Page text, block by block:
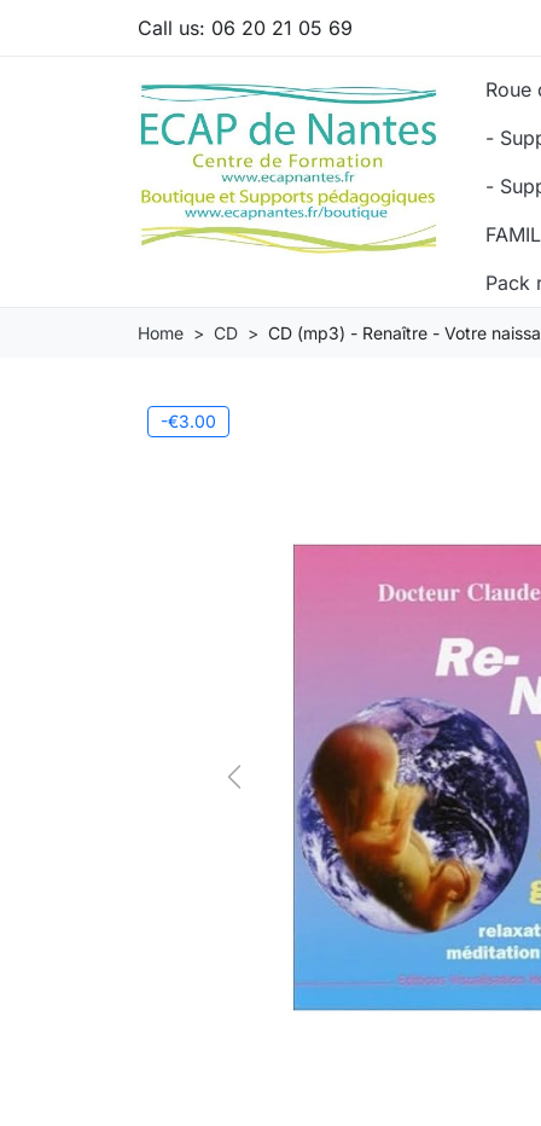
Call us: 06 20 21 05 69
Roue
-
-
Pack
Home CD CD (mp3) - Renaître - Votre
-€3.00
Previous